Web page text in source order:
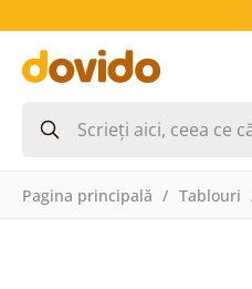
Pagina principală Tablouri